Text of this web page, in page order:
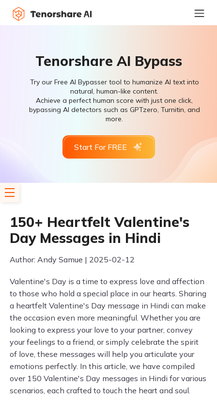
Tenorshare AI Bypass
Try our Free AI Bypasser tool to humanize AI text into
natural, human-like content.
Achieve a perfect human score with just one click,
bypassing AI detectors such as GPTzero, Turnitin, and
more.
Start For FREE
150+ Heartfelt Valentine's
Day Messages in Hindi
Author: Andy Samue | 2025-02-12
Valentine's Day is a time to express love and affection
to those who hold a special place in our hearts. Sharing
a heartfelt Valentine's Day message in Hindi can make
the occasion even more meaningful. Whether you are
looking to express your love to your partner, convey
your feelings to a friend, or simply celebrate the spirit
of love, these messages will help you articulate your
emotions perfectly. In this article, we have compiled
over 150 Valentine's Day messages in Hindi for various
scenarios, each crafted to touch the heart and soul.